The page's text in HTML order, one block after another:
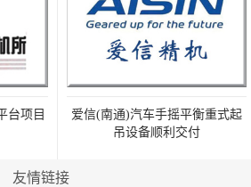
目
爱信(南通)汽车手摇平衡重式起
吊设备顺利交付
友情链接